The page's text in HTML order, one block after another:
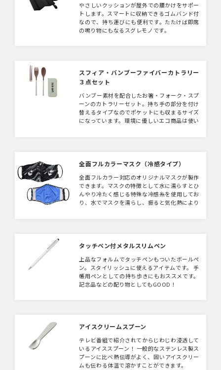
やさしいクッションが屋外での腰かけをサポー
トします。スマートに収納できるゴムバンド付
なので、持ち運びにも便利です。たたけば即席
の鳴り物にもなるスグレモノです。
スフィア・バンブーファイバーカトラリー
３点セット
バンブー素材を配合したお箸・フォーク・スプ
ーンのカトラリーセット。持ち手の部分を付け
替えるタイプなのでポケットにも収まるサイズ
になっています。環境に優しいエコ商品は使い
全面フルカラーマスク（冷感タイプ）
全面フルカラー対応のオリジナルマスクが製作
できます。マスクの特徴として水に濡らすとひ
んやり冷たく感じる特殊な冷感糸を使用してお
り、水でマスクを濡らし、振ると気化熱により
トとしても活用の場が多くなるマスク。ポケッ
ます。サイズはW200×H145mmと
W200×H125mmの2タイプご用意。
タッチペン付メタルスリムペン
上品なフォルムでタッチペンもついたボールペ
ン。スタイリッシュに使えるアイテムです。 手
帳用ペンとしての持ち歩きにもおススメです。
記念品などの配り物としてもGOOD！
アイスクリームスプーン
テレビ番組で紹介されてからじわじわ浸透して
いるアイススプーン！ 一般的なステンレス製ス
プーンに比べ熱伝導がよく、固いアイスクリー
ムも伝わる体温で溶かすことができます。